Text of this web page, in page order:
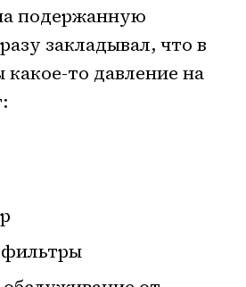
подержанную
закладывал, что в
какое-то давление на